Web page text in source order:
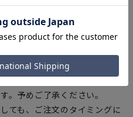
境、また撮影時の室内外の光
像の色味が異なる場合がござ
庫を共有しております関係
により欠品が発生し、ご注文
。予めご了承ください。
ても、ご注文のタイミングに